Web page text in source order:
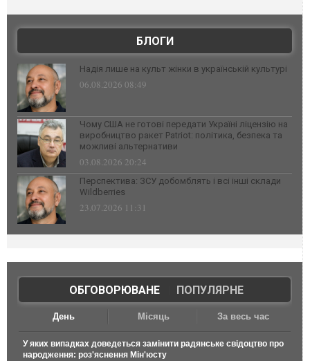
БЛОГИ
Надія лише на культ жінки в українській культурі
06.08.2026 08:49
Чому США не готові передати Україні ліцензію на
виробництво ракет Patriot: політика, безпека та
можливі альтернативи
03.08.2026 20:24
Перспектива: ЗСУ добомблять і всі інші склади
Wildberries
23.07.2026 11:31
ОБГОВОРЮВАНЕ| ПОПУЛЯРНЕ
День Місяць За весь час
У яких випадках доведеться замінити радянське свідоцтво про
народження: роз'яснення Мін'юсту